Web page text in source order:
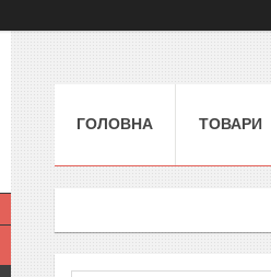
ГОЛОВНА ТОВАРИ